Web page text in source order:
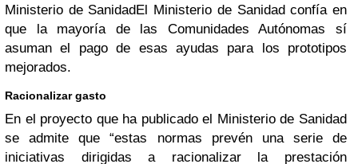
Ministerio de SanidadEl Ministerio de Sanidad confía en
que la mayoría de las Comunidades Autónomas sí
asuman el pago de esas ayudas para los prototipos
mejorados.
Racionalizar gasto
En el proyecto que ha publicado el Ministerio de Sanidad
se admite que “estas normas prevén una serie de
iniciativas dirigidas a racionalizarla prestación